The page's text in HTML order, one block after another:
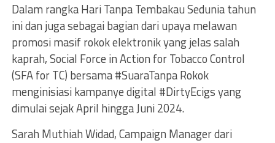
Dalam rangka Hari Tanpa Tembakau Sedunia tahun
ini dan juga sebagai bagian dari upaya melawan
promosi masif rokok elektronik yang jelas salah
kaprah, Social Force in Action for Tobacco Control
(SFA for TC) bersama #SuaraTanpa Rokok
menginisiasi kampanye digital #DirtyEcigs yang
dimulai sejak April hingga Juni 2024.
Sarah Muthiah Widad, Campaign Manager dari